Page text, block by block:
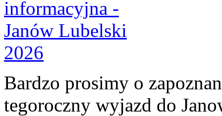
Bardzo prosimy o
tegoroczny wyjazd do